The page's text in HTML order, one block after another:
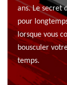
ans. Le secret
pour
lorsque vous
bousculer
temps.